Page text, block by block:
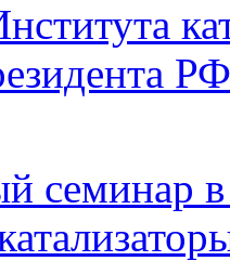
РФ
семинар в